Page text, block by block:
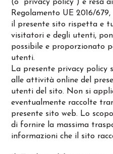
(o “privacy policy”) è resa ai
Regolamento UE 2016/
il presente sito rispetta e
visitatori e degli utenti,
possibile e proporzionato
utenti.
La presente privacy policy
alle attività online del
utenti del sito. Non si
eventualmente raccolte
presente sito web. Lo
di fornire la massima
informazioni che il sito